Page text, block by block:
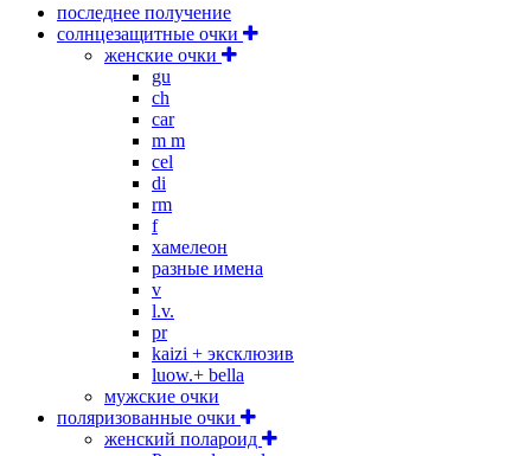
последнее получение
солнцезащитные очки
женские очки
gu
ch
car
m m
cel
di
rm
f
хамелеон
разные имена
v
l.v.
pr
kaizi + эксклюзив
luow.+ bella
мужские очки
поляризованные очки
женский полароид